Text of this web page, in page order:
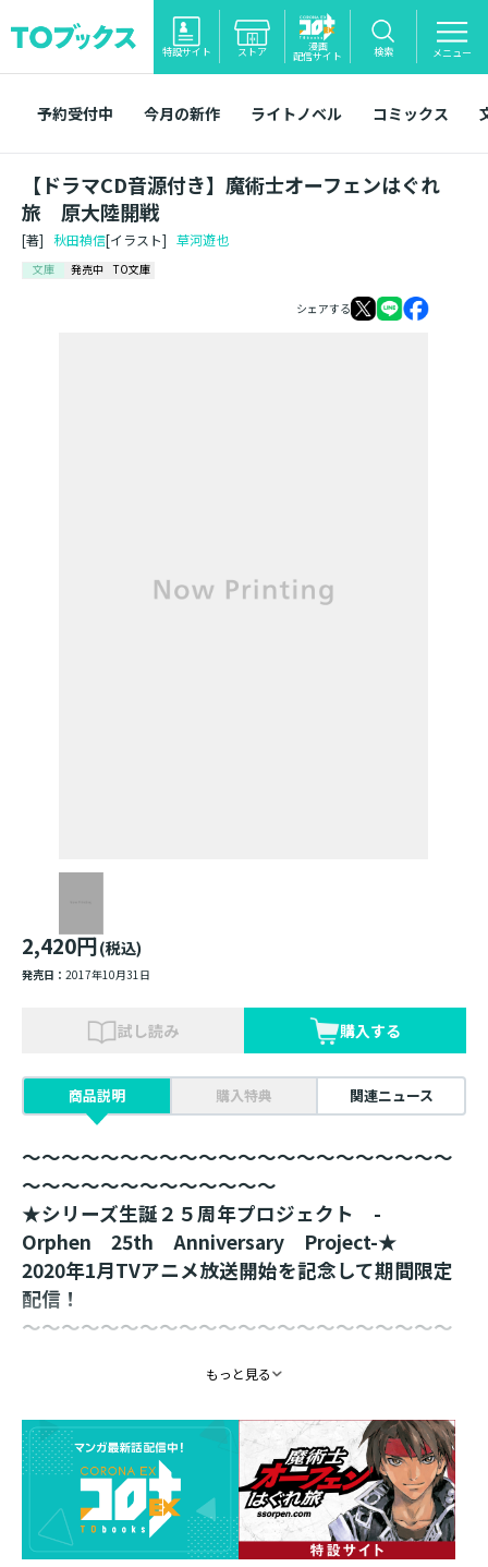
特設サイト ストア 漫画
配信サイト 検索 メニュー
予約受付中 今月の新作 ライトノベル コミックス
【ドラマCD音源付き】魔術士オーフェンはぐれ
旅 原大陸開戦
[著] 秋田禎信[イラスト] 草河遊也
文庫 発売中 TO文庫
シェアする
2,420円(税込)
発売日： 2017年10月31日
試し読み 購入する
商品説明 購入特典 関連ニュース
～～～～～～～～～～～～～～～～～～～～～～
～～～～～～～～～～～～～
★シリーズ生誕２５周年プロジェクト -
Orphen 25th Anniversary Project-★
2020年1月TVアニメ放送開始を記念して期間限定
配信！
～～～～～～～～～～～～～～～～～～～～～～
「魔術士オーフェンはぐれ旅 ドラマCD vol.2」
編」と文庫版書籍のセット配信！
※本商品は単行本Ｂ６判「魔術士オーフェンはぐ
れ旅 鋏の託宣 初回限定版」に付帯していたドラマ
ＣＤと収録内容は同じです。
もっと見る